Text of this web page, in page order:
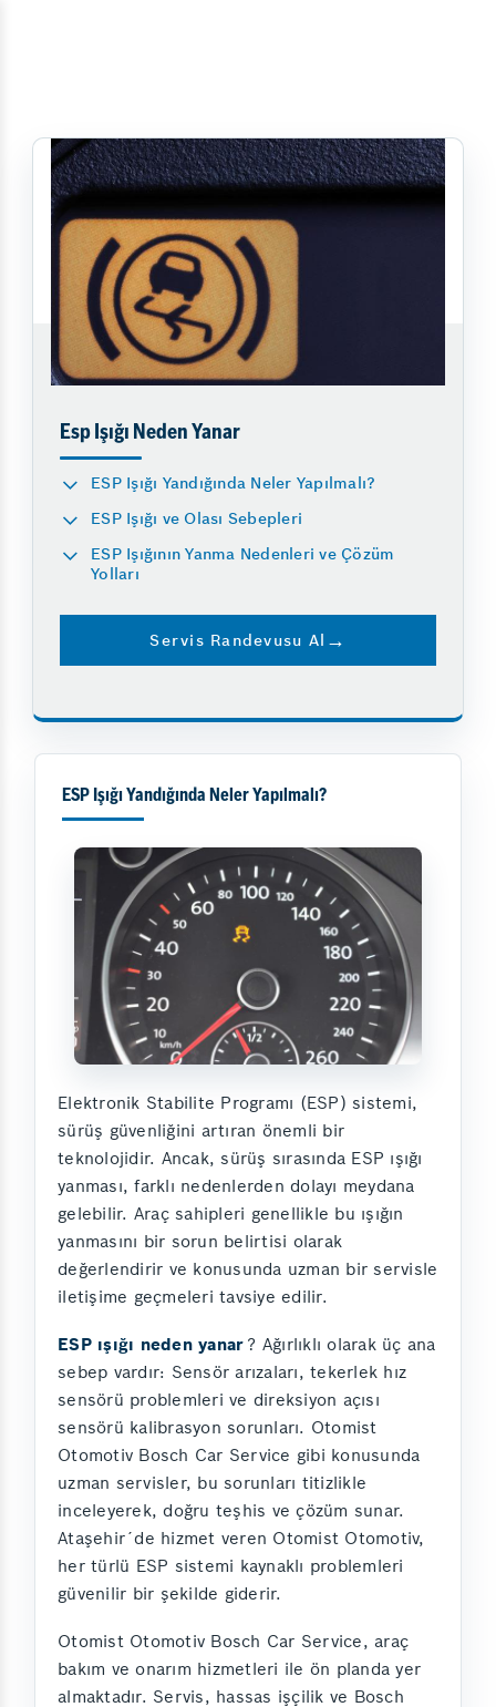
Esp Işığı Neden Yanar
ESP Işığı Yandığında Neler Yapılmalı?
ESP Işığı ve Olası Sebepleri
ESP Işığının Yanma Nedenleri ve Çözüm
Yolları
Servis Randevusu Al
ESP Işığı Yandığında Neler Yapılmalı?
Elektronik Stabilite Programı (ESP) sistemi,
sürüş güvenliğini artıran önemli bir
teknolojidir. Ancak, sürüş sırasında ESP ışığı
yanması, farklı nedenlerden dolayı meydana
gelebilir. Araç sahipleri genellikle bu ışığın
yanmasını bir sorun belirtisi olarak
değerlendirir ve konusunda uzman bir servisle
iletişime geçmeleri tavsiye edilir.
ESP ışığı neden yanar ? Ağırlıklı olarak üç ana
sebep vardır: Sensör arızaları, tekerlek hız
sensörü problemleri ve direksiyon açısı
sensörü kalibrasyon sorunları. Otomist
Otomotiv Bosch Car Service gibi konusunda
uzman servisler, bu sorunları titizlikle
inceleyerek, doğru teşhis ve çözüm sunar.
Ataşehir´de hizmet veren Otomist Otomotiv,
her türlü ESP sistemi kaynaklı problemleri
güvenilir bir şekilde giderir.
Otomist Otomotiv Bosch Car Service, araç
bakım ve onarım hizmetleri ile ön planda yer
almaktadır. Servis, hassas işçilik ve Bosch